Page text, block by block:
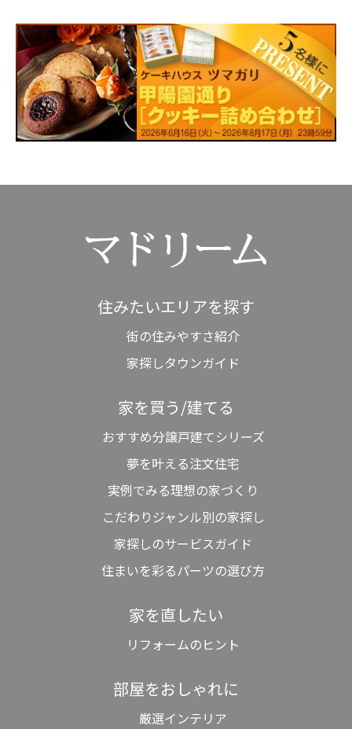
住みたいエリアを探す
街の住みやすさ紹介
家探しタウンガイド
家を買う/建てる
おすすめ分譲戸建てシリーズ
夢を叶える注文住宅
実例でみる理想の家づくり
こだわりジャンル別の家探し
家探しのサービスガイド
住まいを彩るパーツの選び方
家を直したい
リフォームのヒント
部屋をおしゃれに
厳選インテリア